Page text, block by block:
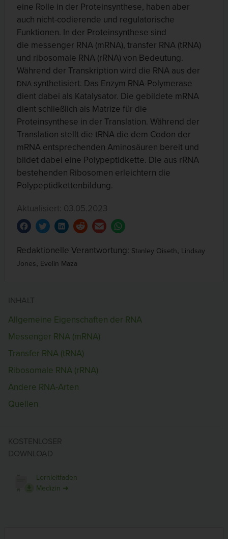
eine Rolle in der Proteinsynthese, haben aber
auch nicht-codierende und regulatorische
Funktionen. In der Proteinsynthese sind
die messenger RNA (mRNA), transfer RNA (tRNA)
und ribosomale RNA (rRNA) von Bedeutung.
Während der Transkription wird die RNA aus der
DNA synthetisiert. Das Enzym RNA-Polymerase
dient dabei als Katalysator. Die gebildete mRNA
dient schließlich als Matrize für die
Proteinsynthese in der Translation. Während der
Translation stellt die tRNA die dem Codon der
mRNA entsprechenden Aminosäuren bereit und
bildet dabei eine Polypeptidkette. Die aus rRNA
bestehenden Ribosomen erleichtern die
Polypeptidkettenbildung.
Aktualisiert: 03.05.2023
Redaktionelle Verantwortung: Stanley Oiseth, Lindsay
Jones, Evelin Maza
INHALT
Allgemeine Eigenschaften der RNA
Messenger RNA (mRNA)
Transfer RNA (tRNA)
Ribosomale RNA (rRNA)
Andere RNA-Arten
Quellen
KOSTENLOSER
DOWNLOAD
Lernleitfaden
Medizin ➜